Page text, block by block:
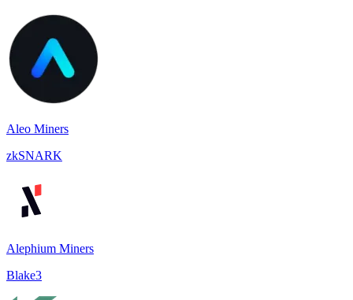
Aleo Miners
zkSNARK
Alephium Miners
Blake3